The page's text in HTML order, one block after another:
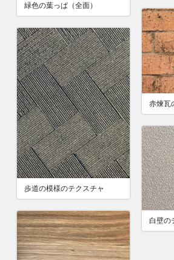
緑色の葉っぱ（全面）
赤煉瓦
歩道の模様のテクスチャ
白壁の